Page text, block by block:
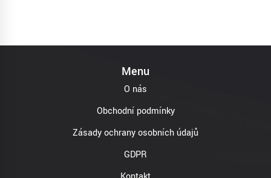
Menu
O nás
Obchodní podmínky
Zásady ochrany osobních údajů
GDPR